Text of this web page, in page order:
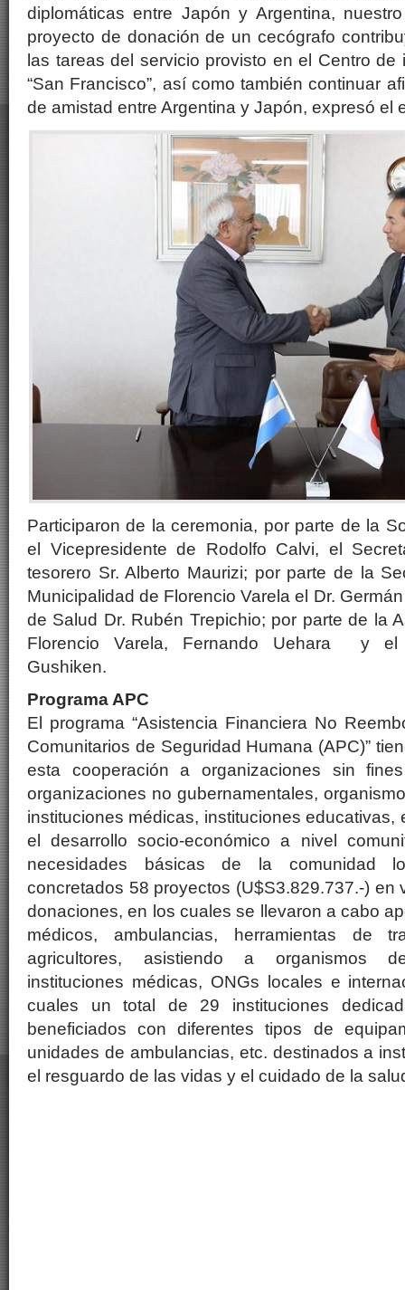
diplomáticas entre Japón y Argentina,
proyecto de donación de un cecógrafo
las tareas del servicio provisto en el Centro de
“San Francisco”, así como también continuar
de amistad entre Argentina y Japón, expresó el
Participaron de la ceremonia, por parte de la
el Vicepresidente de Rodolfo Calvi, el
tesorero Sr. Alberto Maurizi; por parte de la
Municipalidad de Florencio Varela el Dr.
de Salud Dr. Rubén Trepichio; por parte de la
Florencio Varela, Fernando Uehara y el
Gushiken.
Programa APC
El programa “Asistencia Financiera No
Comunitarios de Seguridad Humana (APC)”
esta cooperación a organizaciones sin
organizaciones no gubernamentales,
instituciones médicas, instituciones educativas,
el desarrollo socio-económico a nivel
necesidades básicas de la comunidad
concretados 58 proyectos (U$S3.829.737.-) en
donaciones, en los cuales se llevaron a cabo
médicos, ambulancias, herramientas de
agricultores, asistiendo a organismos
instituciones médicas, ONGs locales e
cuales un total de 29 instituciones
beneficiados con diferentes tipos de
unidades de ambulancias, etc. destinados a
el resguardo de las vidas y el cuidado de la